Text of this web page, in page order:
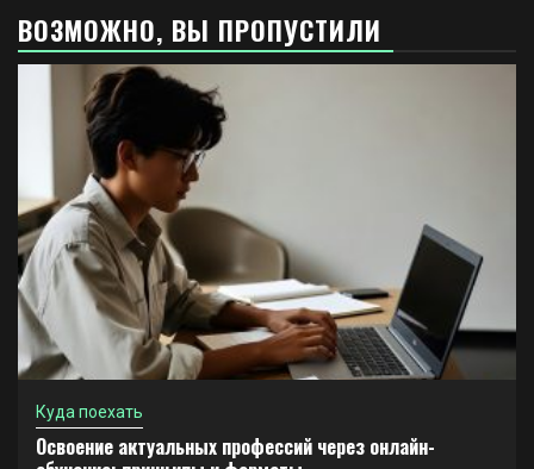
ВОЗМОЖНО, ВЫ ПРОПУСТИЛИ
Куда поехать
Освоение актуальных профессий через онлайн-